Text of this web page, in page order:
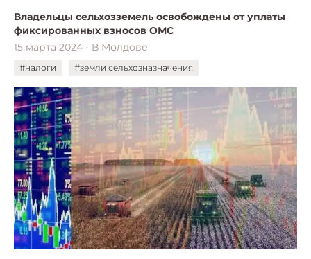
Владельцы сельхозземель освобождены от уплаты
фиксированных взносов ОМС
15 марта 2024 - В Молдове
#налоги #земли сельхозназначения